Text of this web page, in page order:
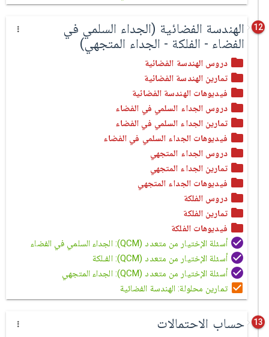
12
الهندسة الفضائية (الجداء السلمي في
الفضاء - الفلكة - الجداء المتجهي)
دروس الهندسة الفضائية
تمارين الهندسة الفضائية
فيديوهات الهندسة الفضائية
دروس الجداء السلمي في الفضاء
تمارين الجداء السلمي في الفضاء
فيديوهات الجداء السلمي في الفضاء
دروس الجداء المتجهي
تمارين الجداء المتجهي
فيديوهات الجداء المتجهي
دروس الفلكة
تمارين الفلكة
فيديوهات الفلكة
أسئلة الإختيار من متعدد (QCM): الجداء السلمي في الفضاء
أسئلة الإختيار من متعدد (QCM): الفـلكة
أسئلة الإختيار من متعدد (QCM): الجداء المتجهي
تمارين محلولة: الهندسة الفضائية
13 حساب الاحتمالات